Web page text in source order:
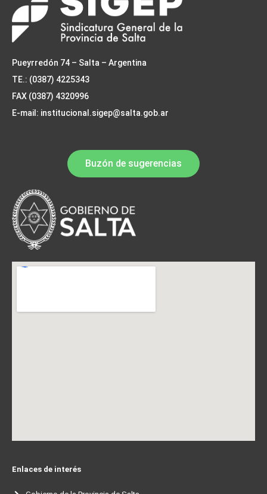
Pueyrredón 74 – Salta – Argentina
TE.: (0387) 4225343
FAX (0387) 4320996
E-mail: institucional.sigep@salta.gob.ar
Buzón de sugerencias
Enlaces de interés